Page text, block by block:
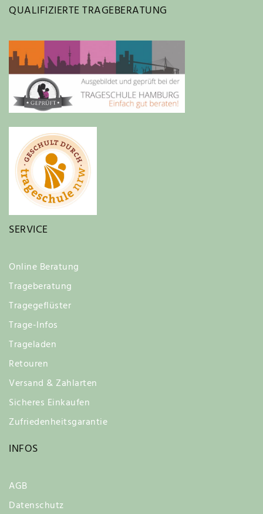
QUALIFIZIERTE TRAGEBERATUNG
SERVICE
Online Beratung
Trageberatung
Tragegeflüster
Trage-Infos
Trageladen
Retouren
Versand & Zahlarten
Sicheres Einkaufen
Zufriedenheitsgarantie
INFOS
AGB
Datenschutz